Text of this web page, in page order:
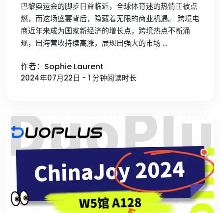
巴黎奥运会的脚步日益临近，全球体育迷的热情正被点
燃，而这场盛宴背后，隐藏着无限的商业机遇。 跨境电
商近年来成为国家新经济的增长点，跨境热点不断涌
现，出海营收持续高涨，展现出强大的市场 …
作者：Sophie Laurent
2024年07月22日 - 1 分钟阅读时长